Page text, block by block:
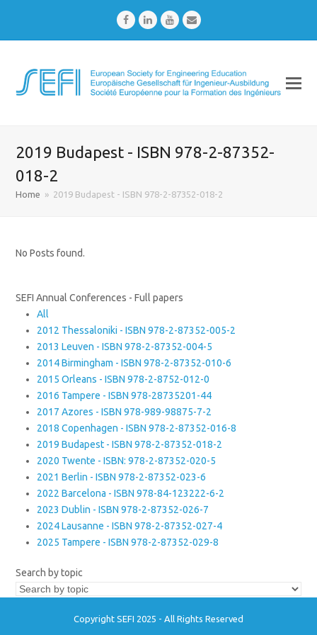
FacebookLinkedInYoutubeEmail
2019 Budapest - ISBN 978-2-87352-
018-2
Home » 2019 Budapest - ISBN 978-2-87352-018-2
No Posts found.
SEFI Annual Conferences - Full papers
All
2012 Thessaloniki - ISBN 978-2-87352-005-2
2013 Leuven - ISBN 978-2-87352-004-5
2014 Birmingham - ISBN 978-2-87352-010-6
2015 Orleans - ISBN 978-2-8752-012-0
2016 Tampere - ISBN 978-28735201-44
2017 Azores - ISBN 978-989-98875-7-2
2018 Copenhagen - ISBN 978-2-87352-016-8
2019 Budapest - ISBN 978-2-87352-018-2
2020 Twente - ISBN: 978-2-87352-020-5
2021 Berlin - ISBN 978-2-87352-023-6
2022 Barcelona - ISBN 978-84-123222-6-2
2023 Dublin - ISBN 978-2-87352-026-7
2024 Lausanne - ISBN 978-2-87352-027-4
2025 Tampere - ISBN 978-2-87352-029-8
Search by topic
Copyright SEFI 2025 - All Rights Reserved